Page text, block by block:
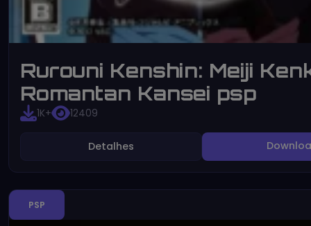
Rurouni Kenshin: Meiji
Romantan Kansei psp
1K+ 12409
Detalhes
PSP